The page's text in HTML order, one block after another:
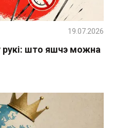
рукі: што яшчэ можна
19.07.2026